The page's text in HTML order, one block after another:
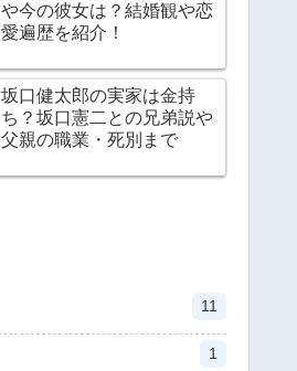
や今の彼女は？結婚観や恋
愛遍歴を紹介！
坂口健太郎の実家は金持
ち？坂口憲二との兄弟説や
父親の職業・死別まで
11
1